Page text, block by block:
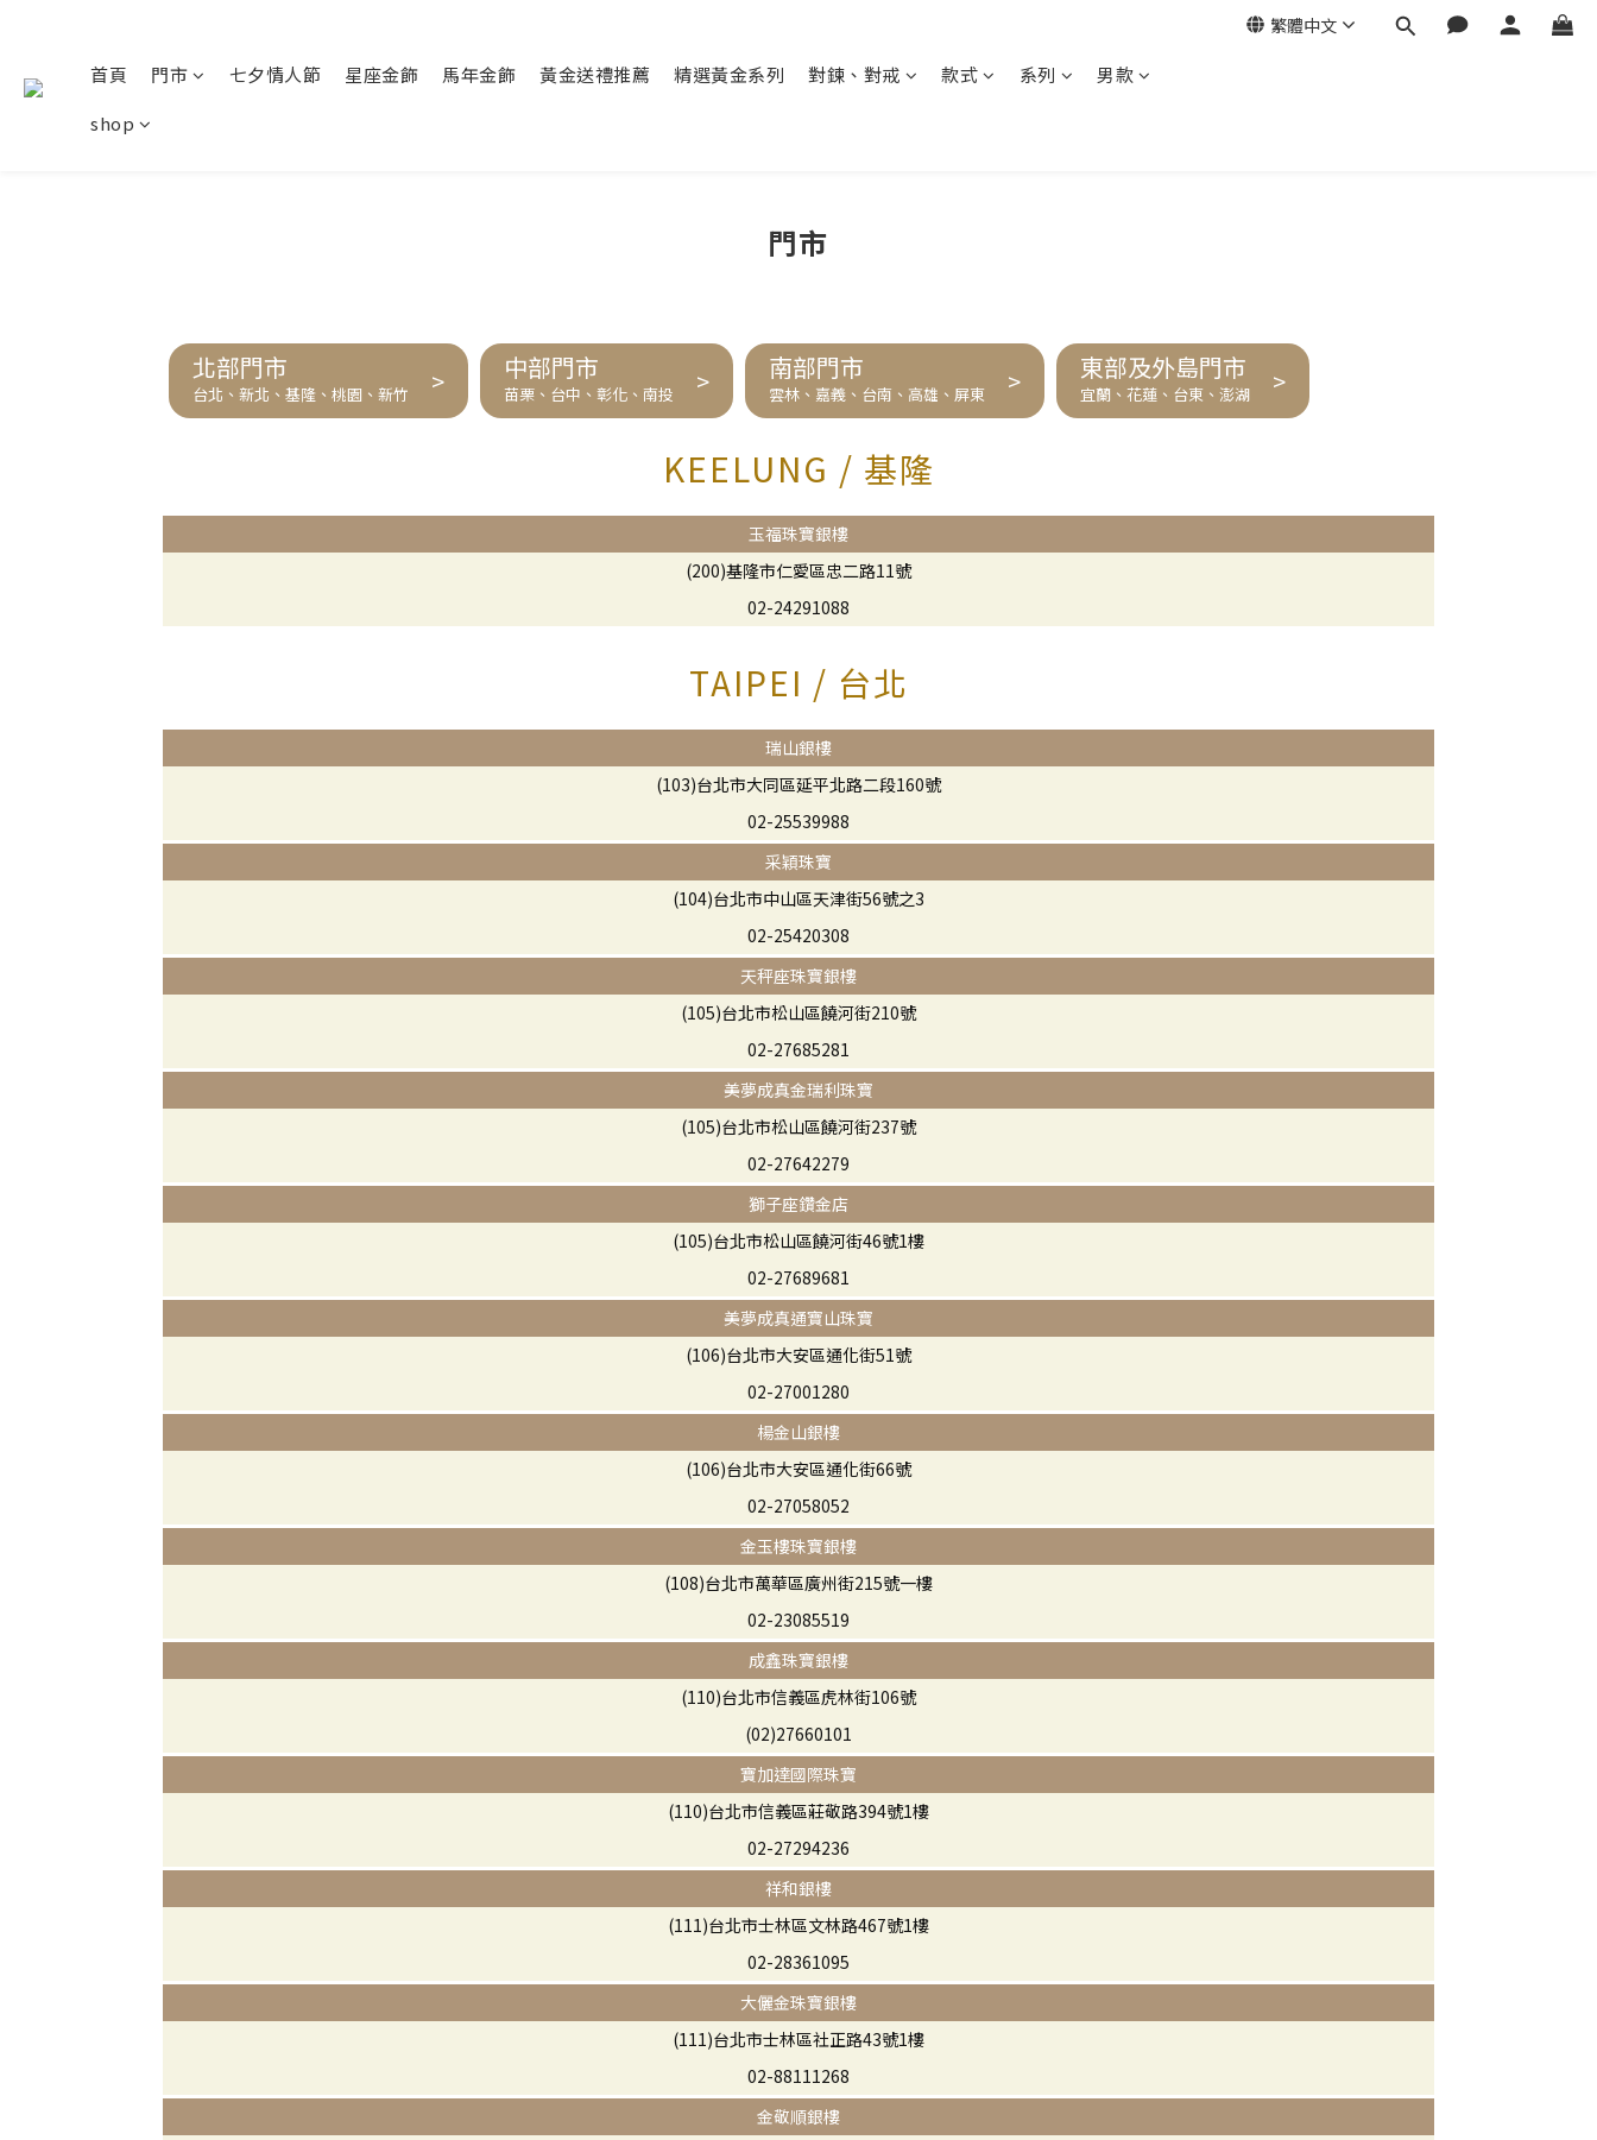
繁體中文
首頁 門市 七夕情人節 星座金飾 馬年金飾 黃金送禮推薦 精選黃金系列 對鍊、對戒 款式 系列
男款
shop
門市
北部門市
台北、新北、基隆、桃園、新竹 > 中部門市
苗栗、台中、彰化、南投 > 南部門市
雲林、嘉義、台南、高雄、屏東 > 東部及外島門市
宜蘭、花蓮、台東、澎湖 >
KEELUNG / 基隆
玉福珠寶銀樓
(200)基隆市仁愛區忠二路11號
02-24291088
TAIPEI / 台北
瑞山銀樓
(103)台北市大同區延平北路二段160號
02-25539988
采穎珠寶
(104)台北市中山區天津街56號之3
02-25420308
天秤座珠寶銀樓
(105)台北市松山區饒河街210號
02-27685281
美夢成真金瑞利珠寶
(105)台北市松山區饒河街237號
02-27642279
獅子座鑽金店
(105)台北市松山區饒河街46號1樓
02-27689681
美夢成真通寶山珠寶
(106)台北市大安區通化街51號
02-27001280
楊金山銀樓
(106)台北市大安區通化街66號
02-27058052
金玉樓珠寶銀樓
(108)台北市萬華區廣州街215號一樓
02-23085519
成鑫珠寶銀樓
(110)台北市信義區虎林街106號
(02)27660101
寶加達國際珠寶
(110)台北市信義區莊敬路394號1樓
02-27294236
祥和銀樓
(111)台北市士林區文林路467號1樓
02-28361095
大儷金珠寶銀樓
(111)台北市士林區社正路43號1樓
02-88111268
金敬順銀樓